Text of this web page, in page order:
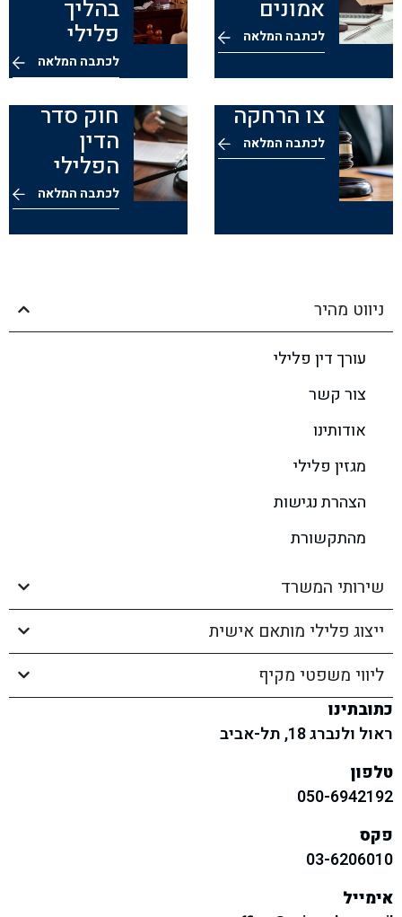
אמונים
לכתבה המלאה
בהליך
פלילי
לכתבה המלאה
צו הרחקה
לכתבה המלאה
חוק סדר
הדין
הפלילי
לכתבה המלאה
ניווט מהיר
עורך דין פלילי
צור קשר
אודותינו
מגזין פלילי
הצהרת נגישות
מהתקשורת
שירותי המשרד​
ייצוג פלילי מותאם אישית
ליווי משפטי מקיף
כתובתינו
ראול ולנברג 18, תל-אביב
טלפון
050-6942192
פקס
03-6206010
אימייל